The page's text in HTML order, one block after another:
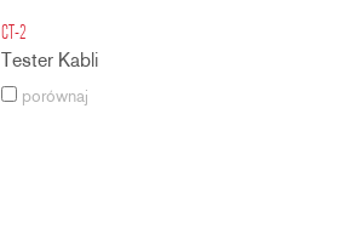
CT-2
Tester Kabli
porównaj